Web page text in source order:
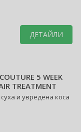
ДЕТАЙЛИ
5 WEEK
TREATMENT
и увредена коса